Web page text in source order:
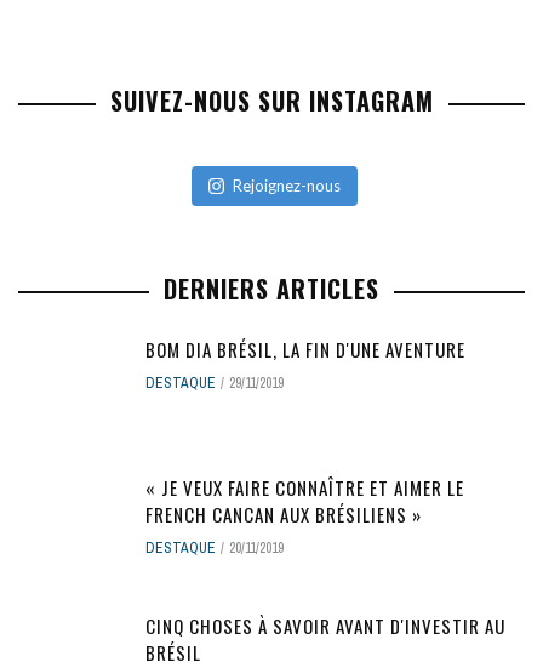
SUIVEZ-NOUS SUR INSTAGRAM
Rejoignez-nous
DERNIERS ARTICLES
BOM DIA BRÉSIL, LA FIN D'UNE AVENTURE
DESTAQUE 29/11/2019
« JE VEUX FAIRE CONNAÎTRE ET AIMER LE
FRENCH CANCAN AUX BRÉSILIENS »
DESTAQUE 20/11/2019
CINQ CHOSES À SAVOIR AVANT D'INVESTIR AU
BRÉSIL